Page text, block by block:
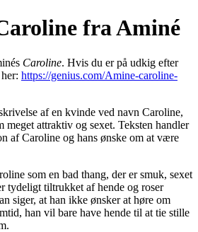
fra Aminé
Caroline. Hvis du er på udkig efter
https://genius.com/Amine-caroline-
af en kvinde ved navn Caroline,
meget attraktiv og sexet. Teksten handler
af Caroline og hans ønske om at være
som en bad thang, der er smuk, sexet
tydeligt tiltrukket af hende og roser
siger, at han ikke ønsker at høre om
han vil bare have hende til at tie stille